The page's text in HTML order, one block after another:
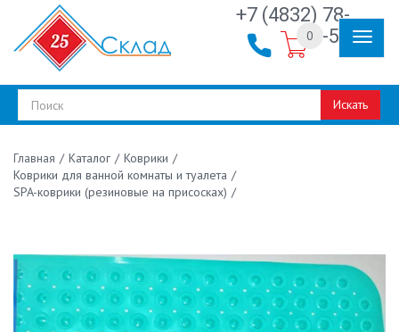
+7 (4832) 78-
30-50
Искать
0
Главная / Каталог / Коврики /
Коврики для ванной комнаты и туалета /
SPA-коврики (резиновые на присосках) /